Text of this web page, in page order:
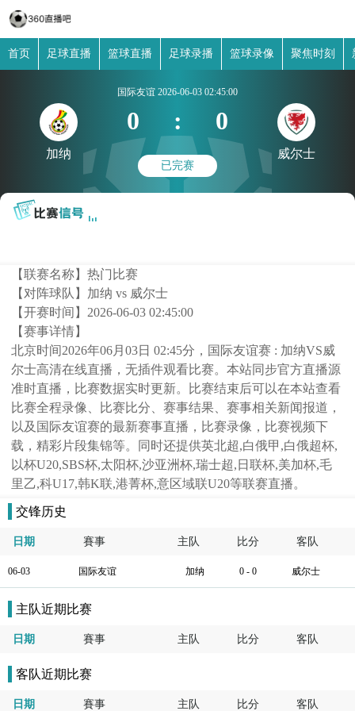
首页 足球直播 篮球直播 足球录播 篮球录像 聚焦时刻
加纳
国际友谊 2026-06-03 02:45:00
0 : 0
已完赛
威尔士
【联赛名称】热门比赛
【对阵球队】 加纳 vs 威尔士
【开赛时间】 2026-06-03 02:45:00
【赛事详情】
北京时间2026年06月03日 02:45分，国际友谊赛 : 加纳VS威
尔士高清在线直播，无插件观看比赛。本站同步官方直播源
准时直播，比赛数据实时更新。比赛结束后可以在本站查看
比赛全程录像、比赛比分、赛事结果、赛事相关新闻报道，
以及国际友谊赛的最新赛事直播，比赛录像，比赛视频下
载，精彩片段集锦等。同时还提供英北超,白俄甲,白俄超杯,
以杯U20,SBS杯,太阳杯,沙亚洲杯,瑞士超,日联杯,美加杯,毛
里乙,科U17,韩K联,港菁杯,意区域联U20等联赛直播。
交锋历史
日期 賽事 主队 比分 客队
06-03 国际友谊 加纳 0 - 0 威尔士
主队近期比赛
日期 賽事 主队 比分 客队
客队近期比赛
日期 賽事 主队 比分 客队